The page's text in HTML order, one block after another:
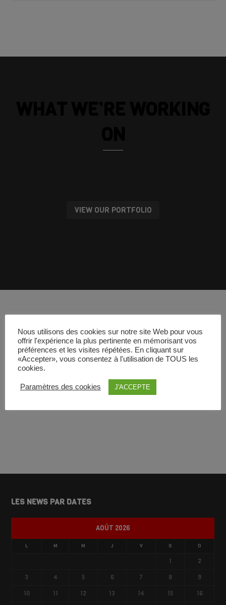
VIEW OUR PORTFOLIO
AS YOU CAN SEE, WE’RE REALLY GOOD AT WHAT WE DO
CALL US FOR A QUOTE
CONTACT US
LES NEWS PAR DATES
AOÛT 2026
L M M J V S D
1
2
3
4 5 6 7 8
9
10
11 12 13 14 15
16
Nous utilisons des cookies sur notre site Web pour vous
offrir l'expérience la plus pertinente en mémorisant vos
préférences et les visites répétées. En cliquant sur
«Accepter», vous consentez à l'utilisation de TOUS les
cookies.
Paramètres des cookies J'ACCEPTE